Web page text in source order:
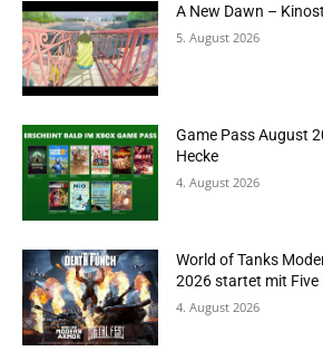
A New Dawn –
5. August 2026
Game Pass August
Hecke
4. August 2026
World of Tanks
2026 startet mit Five
4. August 2026